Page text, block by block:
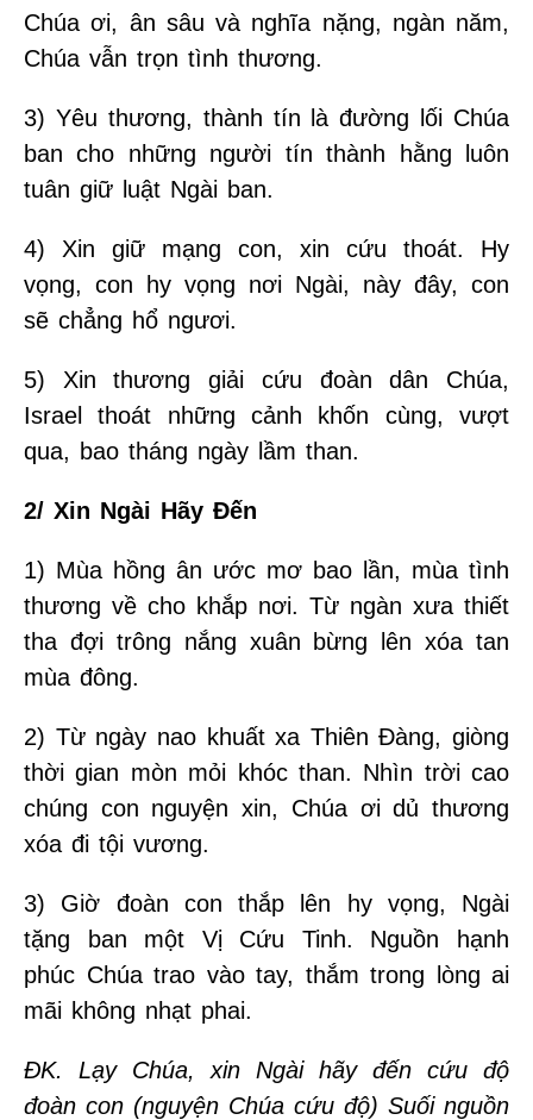
Chúa ơi, ân sâu và nghĩa nặng, ngàn năm,
Chúa vẫn trọn tình thương.
3) Yêu thương, thành tín là đường lối Chúa
ban cho những người tín thành hằng luôn
tuân giữ luật Ngài ban.
4) Xin giữ mạng con, xin cứu thoát. Hy
vọng, con hy vọng nơi Ngài, này đây, con
sẽ chẳng hổ ngươi.
5) Xin thương giải cứu đoàn dân Chúa,
Israel thoát những cảnh khốn cùng, vượt
qua, bao tháng ngày lầm than.
2/ Xin Ngài Hãy Đến
1) Mùa hồng ân ước mơ bao lần, mùa tình
thương về cho khắp nơi. Từ ngàn xưa thiết
tha đợi trông nắng xuân bừng lên xóa tan
mùa đông.
2) Từ ngày nao khuất xa Thiên Đàng, giòng
thời gian mòn mỏi khóc than. Nhìn trời cao
chúng con nguyện xin, Chúa ơi dủ thương
xóa đi tội vương.
3) Giờ đoàn con thắp lên hy vọng, Ngài
tặng ban một Vị Cứu Tinh. Nguồn hạnh
phúc Chúa trao vào tay, thắm trong lòng ai
mãi không nhạt phai.
ĐK. Lạy Chúa, xin Ngài hãy đến cứu độ
đoàn con (nguyện Chúa cứu độ) Suối nguồn